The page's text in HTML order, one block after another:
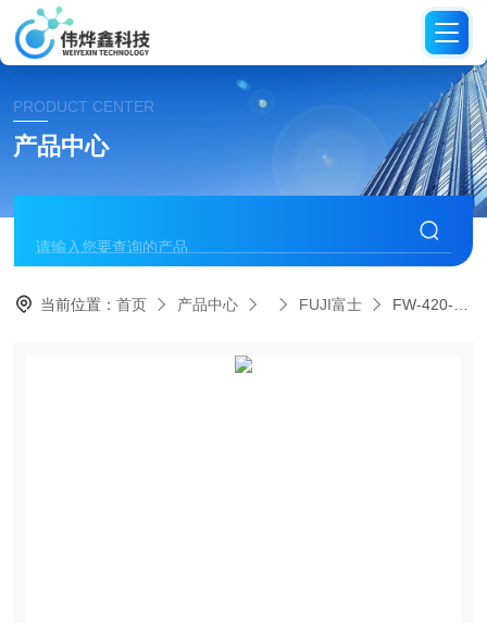
PRODUCT CENTER
产品中心
当前位置：首页 产品中心 FUJI富士 FW-420-1C N日本FUJI富士冲击扳手伟烨鑫科技